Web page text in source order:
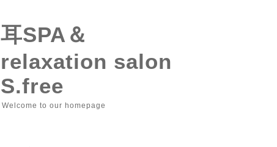
耳SPA＆
relaxation salon
S.free
Welcome to our homepage